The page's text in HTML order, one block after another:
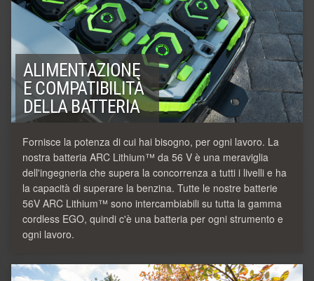
ALIMENTAZIONE
E COMPATIBILITÀ
DELLA BATTERIA
Fornisce la potenza di cui hai bisogno, per ogni lavoro. La
nostra batteria ARC Lithium™ da 56 V è una meraviglia
dell'ingegneria che supera la concorrenza a tutti i livelli e ha
la capacità di superare la benzina. Tutte le nostre batterie
56V ARC Lithium™ sono intercambiabili su tutta la gamma
cordless EGO, quindi c'è una batteria per ogni strumento e
ogni lavoro.